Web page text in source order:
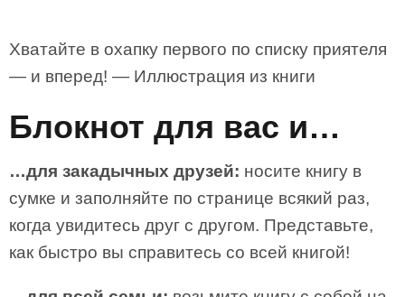
Хватайте в охапку первого по списку приятеля
— и вперед! — Иллюстрация из книги
Блокнот для вас и…
…для закадычных друзей: носите книгу в
сумке и заполняйте по странице всякий раз,
когда увидитесь друг с другом. Представьте,
как быстро вы справитесь со всей книгой!